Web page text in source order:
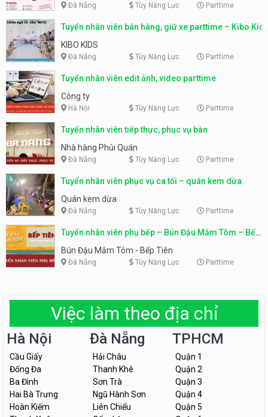
Đà Nẵng Tùy Năng Lực Parttime
Tuyển nhân viên bán hàng, giữ xe parttime – Kibo Kid
KIBO KIDS
Đà Nẵng Tùy Năng Lực Parttime
Tuyển nhân viên edit ảnh, video parttime
Công ty
Hà Nội Tùy Năng Lực Parttime
Tuyển nhân viên tiếp thực, phục vụ bàn
Nhà hàng Phủi Quán
Đà Nẵng Tùy Năng Lực Parttime
Tuyển nhân viên phục vụ ca tối – quán kem dừa
Quán kem dừa
Đà Nẵng Tùy Năng Lực Parttime
Tuyển nhân viên phụ bếp – Bún Đậu Mắm Tôm – Bếp
Tiên
Bún Đậu Mắm Tôm - Bếp Tiên
Đà Nẵng Tùy Năng Lực Parttime
Việc làm theo địa chỉ
Hà Nội
Cầu Giấy
Đống Đa
Ba Đình
Hai Bà Trưng
Hoàn Kiếm
Đà Nẵng
Hải Châu
Thanh Khê
Sơn Trà
Ngũ Hành Sơn
Liên Chiểu
TPHCM
Quận 1
Quận 2
Quận 3
Quận 4
Quận 5